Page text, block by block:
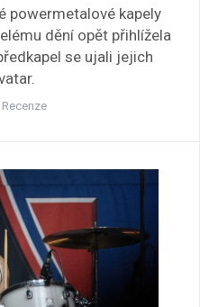
powermetalové kapely
dění opět přihlížela
se ujali jejich
Recenze